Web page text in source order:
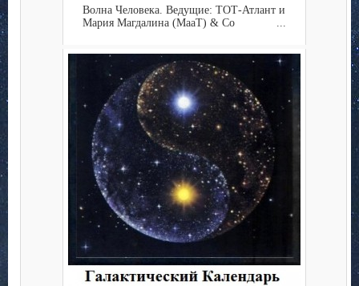
Волна Человека. Ведущие: ТОТ-Атлант и
Мария Магдалина (МааТ) & Co ...